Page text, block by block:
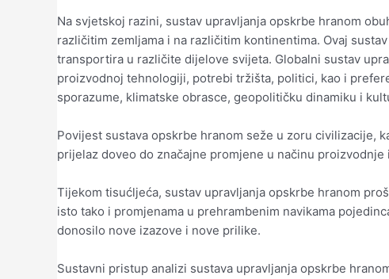
Na svjetskoj razini, sustav upravljanja opskrbe hranom
različitim zemljama i na različitim kontinentima. Ovaj
transportira u različite dijelove svijeta. Globalni sustav
proizvodnoj tehnologiji, potrebi tržišta, politici, kao i
sporazume, klimatske obrasce, geopolitičku dinamiku i
Povijest sustava opskrbe hranom seže u zoru civilizacije,
prijelaz doveo do značajne promjene u načinu
Tijekom tisućljeća, sustav upravljanja opskrbe hranom
isto tako i promjenama u prehrambenim navikama
donosilo nove izazove i nove prilike.
Sustavni pristup analizi sustava upravljanja opskrbe